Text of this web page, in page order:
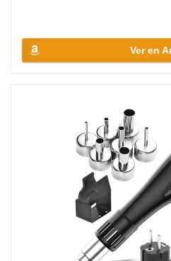
Ver en